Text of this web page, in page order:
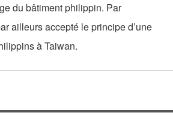
du bâtiment philippin. Par
ailleurs accepté le principe d’une
à Taiwan.